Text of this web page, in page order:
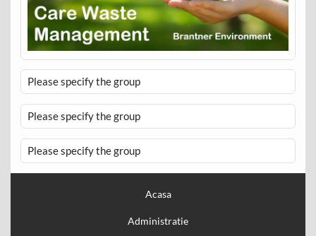
Please specify the group
Please specify the group
Please specify the group
Acasa
Administratie